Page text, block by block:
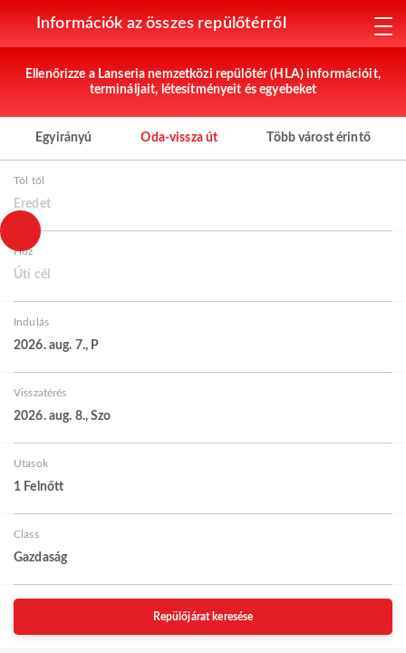
Információk az összes repülőtérről
Ellenőrizze a Lanseria nemzetközi repülőtér (HLA) információit,
termináljait, létesítményeit és egyebeket
Egyirányú Oda-vissza út Több várost érintő
Tól től
Eredet
Hoz
Úti cél
Indulás
2026. aug. 7., P
Visszatérés
2026. aug. 8., Szo
Utasok
1 Felnőtt
Class
Gazdaság
Repülőjárat keresése